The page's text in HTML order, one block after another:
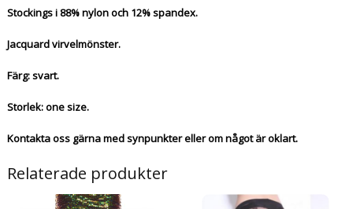
Stockings i 88% nylon och 12% spandex.
Jacquard virvelmönster.
Färg: svart.
Storlek: one size.
Kontakta oss gärna med synpunkter eller om något är oklart.
Relaterade produkter